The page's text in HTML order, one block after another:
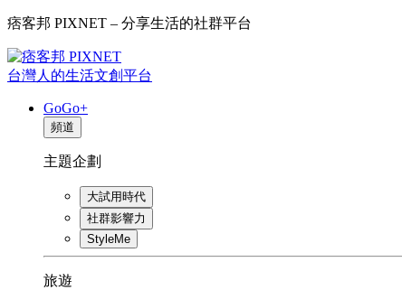
痞客邦 PIXNET – 分享生活的社群平台
台灣人的生活文創平台
GoGo+
頻道
主題企劃
大試用時代
社群影響力
StyleMe
旅遊